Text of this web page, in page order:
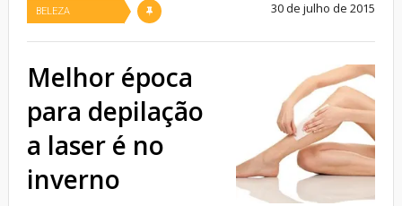
BELEZA 30 de julho de 2015
Melhor época
para depilação
a laser é no
inverno